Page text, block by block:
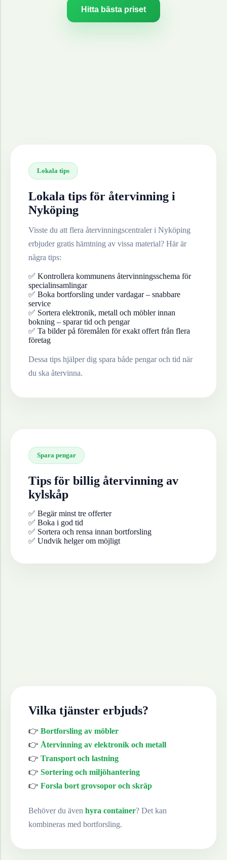
Hitta bästa priset
Lokala tips
Lokala tips för återvinning i
Nyköping
Visste du att flera återvinningscentraler i Nyköping
erbjuder gratis hämtning av vissa material? Här är
några tips:
✅ Kontrollera kommunens återvinningsschema för
specialinsamlingar
✅ Boka bortforsling under vardagar – snabbare
service
✅ Sortera elektronik, metall och möbler innan
bokning – sparar tid och pengar
✅ Ta bilder på föremålen för exakt offert från flera
företag
Dessa tips hjälper dig spara både pengar och tid när
du ska återvinna.
Spara pengar
Tips för billig återvinning av
kylskåp
✅ Begär minst tre offerter
✅ Boka i god tid
✅ Sortera och rensa innan bortforsling
✅ Undvik helger om möjligt
Vilka tjänster erbjuds?
👉 Bortforsling av möbler
👉 Återvinning av elektronik och metall
👉 Transport och lastning
👉 Sortering och miljöhantering
👉 Forsla bort grovsopor och skräp
Behöver du även hyra container? Det kan
kombineras med bortforsling.